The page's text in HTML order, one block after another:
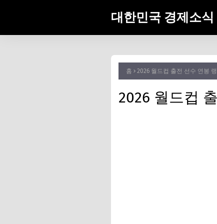
대한민국 경제소식
홈 2026 월드컵 출전 선수 연봉 랭
2026 월드컵